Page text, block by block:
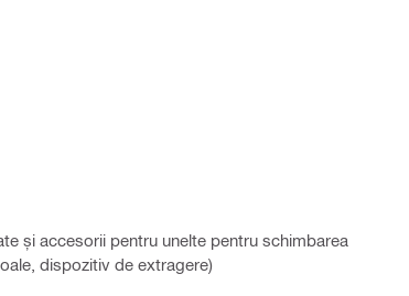
și accesorii pentru unelte pentru schimbarea
dispozitiv de extragere)